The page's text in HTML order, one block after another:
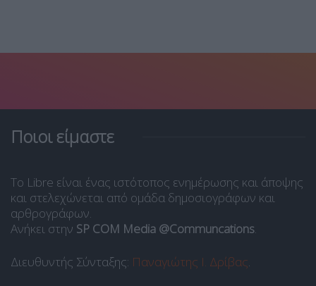
Ποιοι είμαστε
Το Libre είναι ένας ιστότοπος ενημέρωσης και άποψης
και στελεχώνεται από ομάδα δημοσιογράφων και
αρθρογράφων.
Ανήκει στην SP COM Media @Communcations.
Διευθυντής Σύνταξης: Παναγιώτης Ι. Δρίβας.